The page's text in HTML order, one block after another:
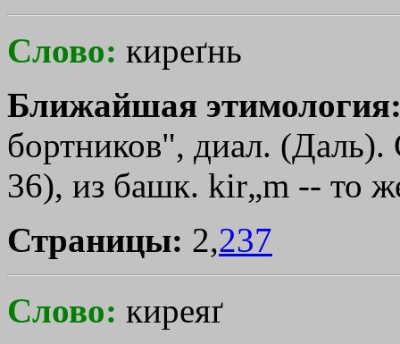
Слово: киреґнь
Ближайшая
бортников", диал. (Даль).
36), из башк. kir„m -- то
Страницы: 2,237
Слово: киреяґ